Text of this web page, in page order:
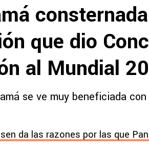
Kervin Arriaga
Nathaniel Méndez-Laing
que dio
al Mundial
se ve muy beneficiada
da las razones por las que